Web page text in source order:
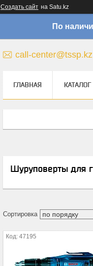
Создать сайт на Satu.kz
По
call-center@tssp.kz
ГЛАВНАЯ КАТАЛОГ
Шуруповерты для
47195